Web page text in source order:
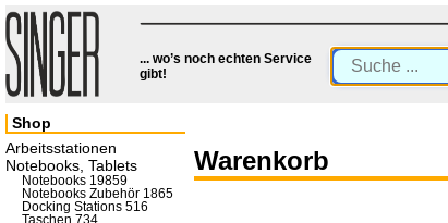
... wo’s noch echten Service
gibt!
Warenkorb
Shop
Arbeitsstationen
Notebooks, Tablets
Notebooks 19859
Notebooks Zubehör 1865
Docking Stations 516
Taschen 734